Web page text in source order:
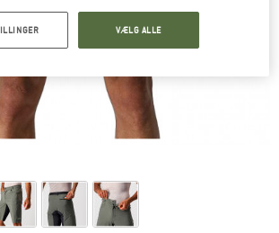
VÆLG ALLE